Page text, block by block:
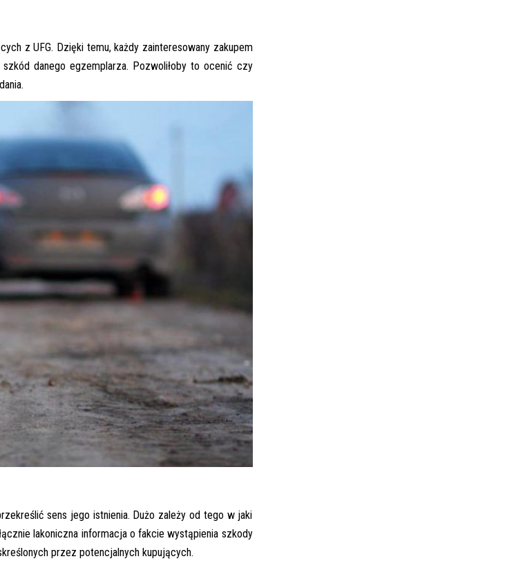
z UFG. Dzięki temu, każdy zainteresowany zakupem
danego egzemplarza. Pozwoliłoby to ocenić czy
sens jego istnienia. Dużo zależy od tego w jaki
lakoniczna informacja o fakcie wystąpienia szkody
przez potencjalnych kupujących.